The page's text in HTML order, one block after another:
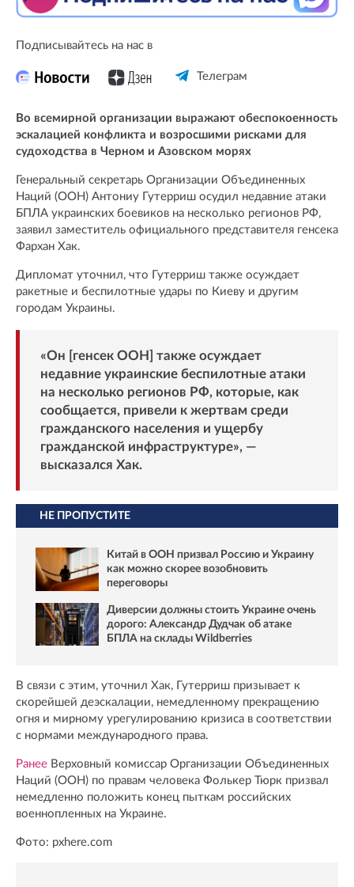
Подписывайтесь на нас в
Телеграм
Во всемирной организации выражают обеспокоенность
эскалацией конфликта и возросшими рисками для
судоходства в Черном и Азовском морях
Генеральный секретарь Организации Объединенных
Наций (ООН) Антониу Гутерриш осудил недавние атаки
БПЛА украинских боевиков на несколько регионов РФ,
заявил заместитель официального представителя генсека
Фархан Хак.
Дипломат уточнил, что Гутерриш также осуждает
ракетные и беспилотные удары по Киеву и другим
городам Украины.
«Он [генсек ООН] также осуждает
недавние украинские беспилотные атаки
на несколько регионов РФ, которые, как
сообщается, привели к жертвам среди
гражданского населения и ущербу
гражданской инфраструктуре», —
высказался Хак.
НЕ ПРОПУСТИТЕ
Китай в ООН призвал Россию и Украину
как можно скорее возобновить
переговоры
Диверсии должны стоить Украине очень
дорого: Александр Дудчак об атаке
БПЛА на склады Wildberries
В связи с этим, уточнил Хак, Гутерриш призывает к
скорейшей деэскалации, немедленному прекращению
огня и мирному урегулированию кризиса в соответствии
с нормами международного права.
Ранее Верховный комиссар Организации Объединенных
Наций (ООН) по правам человека Фолькер Тюрк призвал
немедленно положить конец пыткам российских
военнопленных на Украине.
Фото: pxhere.com